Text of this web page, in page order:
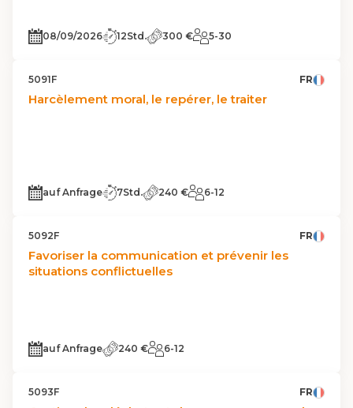
08/09/2026 12Std. 300 € 5-30
5091F FR
Harcèlement moral, le repérer, le traiter
auf Anfrage 7Std. 240 € 6-12
5092F FR
Favoriser la communication et prévenir les
situations conflictuelles
auf Anfrage 240 € 6-12
5093F FR